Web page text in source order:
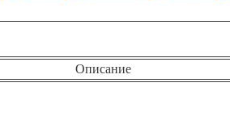
Описание